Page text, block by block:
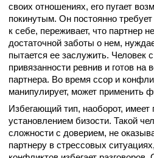
своих отношениях, его пугает
покинутым. Он постоянно
к себе, переживает, что партнер
достаточной заботы о нем,
пытается ее заслужить. Человек
привязанности ревнив и готов на
партнера. Во время ссор и
манипулирует, может применить
Избегающий тип, наоборот,
установлением бизости. Такой
сложности с доверием, не
партнеру в стрессовых